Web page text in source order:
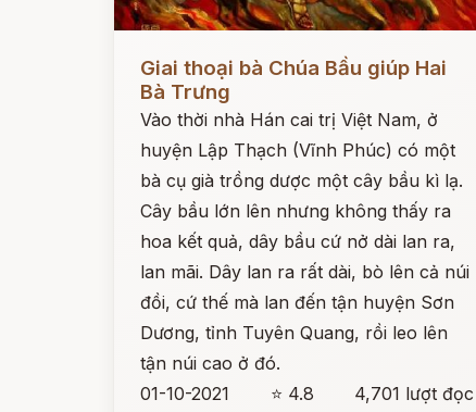
Giai thoại bà Chúa Bầu giúp Hai
Bà Trưng
Vào thời nhà Hán cai trị Việt Nam, ở
huyện Lập Thạch (Vĩnh Phúc) có một
bà cụ già trồng dược một cây bầu kì lạ.
Cây bầu lớn lên nhưng không thấy ra
hoa kết quả, dây bầu cứ nở dài lan ra,
lan mãi. Dây lan ra rất dài, bò lên cả núi
đồi, cứ thế mà lan đến tận huyện Sơn
Dương, tỉnh Tuyên Quang, rồi leo lên
tận núi cao ở đó.
01-10-2021
⭐ 4.8
4,701 lượt đọc